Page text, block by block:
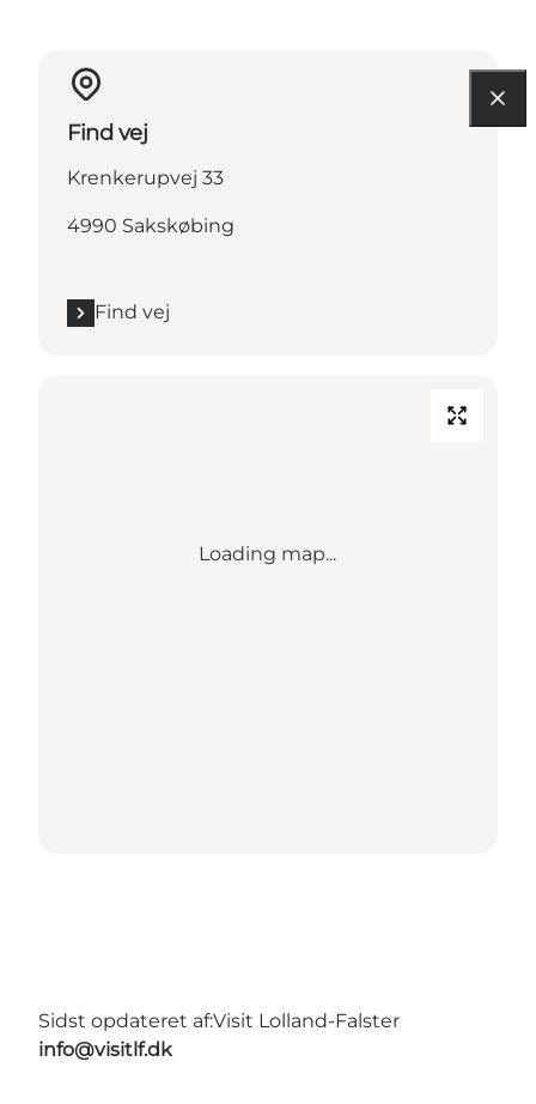
Find vej
Krenkerupvej 33
4990 Sakskøbing
Find vej
Loading map...
Sidst opdateret af:Visit Lolland-Falster
info@visitlf.dk